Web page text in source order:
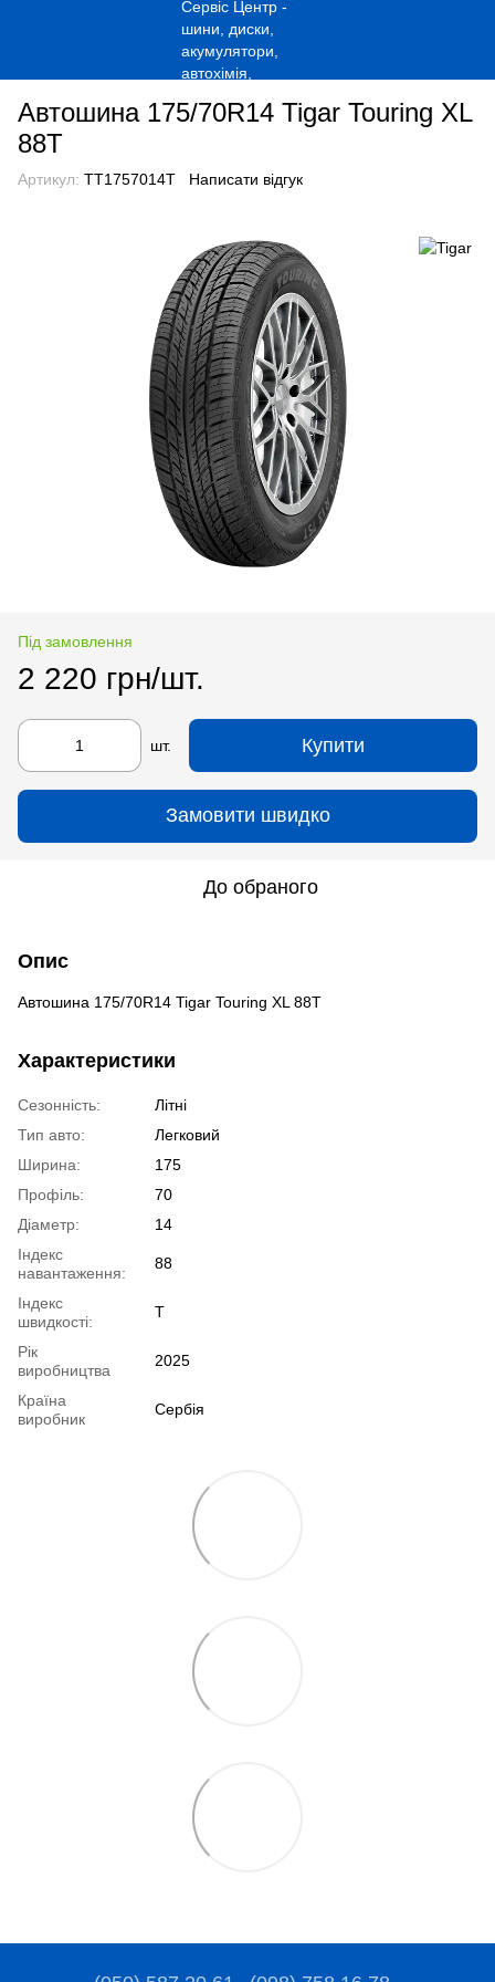
Автошина 175/70R14 Tigar Touring XL
88T
Артикул: TT1757014T Написати відгук
Під замовлення
2 220 грн/шт.
шт. Купити
Замовити швидко
До обраного
Опис
Автошина 175/70R14 Tigar Touring XL 88T
Характеристики
Сезонність:
Літні
Тип авто:
Легковий
Ширина:
175
Профіль:
70
Діаметр:
14
Індекс
навантаження:
88
Індекс
швидкості:
T
Рік
виробництва
2025
Країна
виробник
Сербія